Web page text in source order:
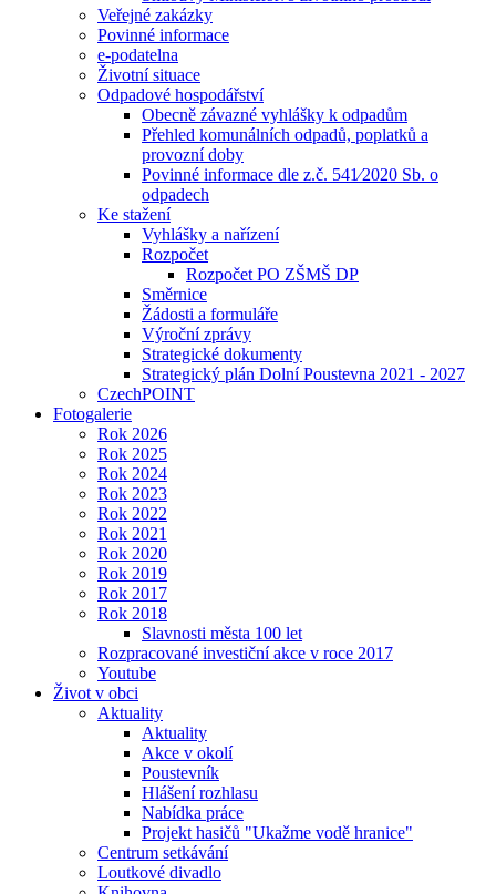
Veřejné zakázky
Povinné informace
e-podatelna
Životní situace
Odpadové hospodářství
Obecně závazné vyhlášky k odpadům
Přehled komunálních odpadů, poplatků a
provozní doby
Povinné informace dle z.č. 541⁄2020 Sb. o
odpadech
Ke stažení
Vyhlášky a nařízení
Rozpočet
Rozpočet PO ZŠMŠ DP
Směrnice
Žádosti a formuláře
Výroční zprávy
Strategické dokumenty
Strategický plán Dolní Poustevna 2021 - 2027
CzechPOINT
Fotogalerie
Rok 2026
Rok 2025
Rok 2024
Rok 2023
Rok 2022
Rok 2021
Rok 2020
Rok 2019
Rok 2017
Rok 2018
Slavnosti města 100 let
Rozpracované investiční akce v roce 2017
Youtube
Život v obci
Aktuality
Aktuality
Akce v okolí
Poustevník
Hlášení rozhlasu
Nabídka práce
Projekt hasičů "Ukažme vodě hranice"
Centrum setkávání
Loutkové divadlo